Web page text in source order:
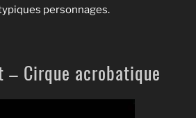
personnages.
Cirque acrobatique